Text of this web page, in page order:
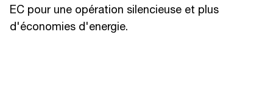
EC pour une opération silencieuse et plus
d'économies d'energie.